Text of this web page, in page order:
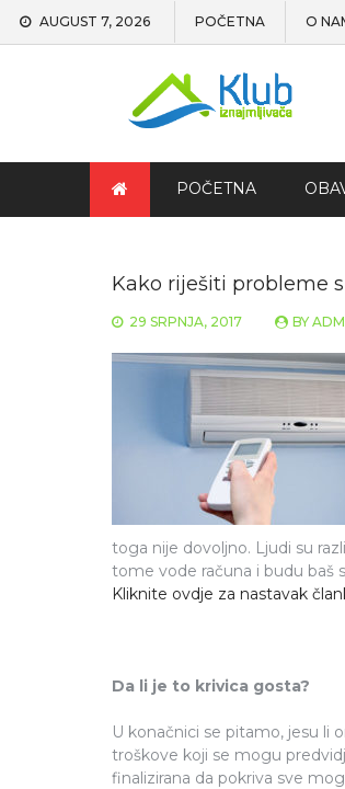
AUGUST 7, 2026 POČETNA O
POČETNA
Kako riješiti probleme
29 SRPNJA, 2017 BY
toga nije dovoljno. Ljudi su
tome vode računa i budu baš
Kliknite ovdje za nastavak
Da li je to krivica gosta?
U konačnici se pitamo, jesu li
troškove koji se mogu
finalizirana da pokriva sve